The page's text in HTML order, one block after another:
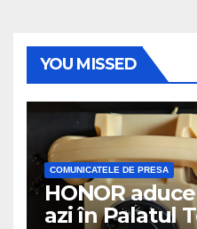
YOU MISSED
COMUNICATELE DE PRESA
HONOR
azi în Palatul